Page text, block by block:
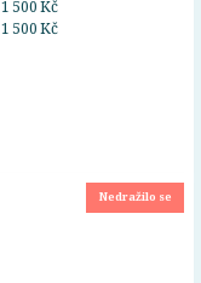
1 500 Kč
1 500 Kč
Nedražilo se